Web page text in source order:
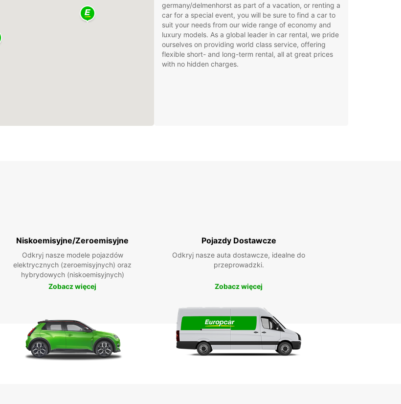
germany/delmenhorst as part of a vacation, or renting a
car for a special event, you will be sure to find a car to
suit your needs from our wide range of economy and
luxury models. As a global leader in car rental, we pride
ourselves on providing world class service, offering
flexible short- and long-term rental, all at great prices
with no hidden charges.
Niskoemisyjne/Zeroemisyjne
Odkryj nasze modele pojazdów
elektrycznych (zeroemisyjnych) oraz
hybrydowych (niskoemisyjnych)
Zobacz więcej
Pojazdy Dostawcze
Odkryj nasze auta dostawcze, idealne do
przeprowadzki.
Zobacz więcej